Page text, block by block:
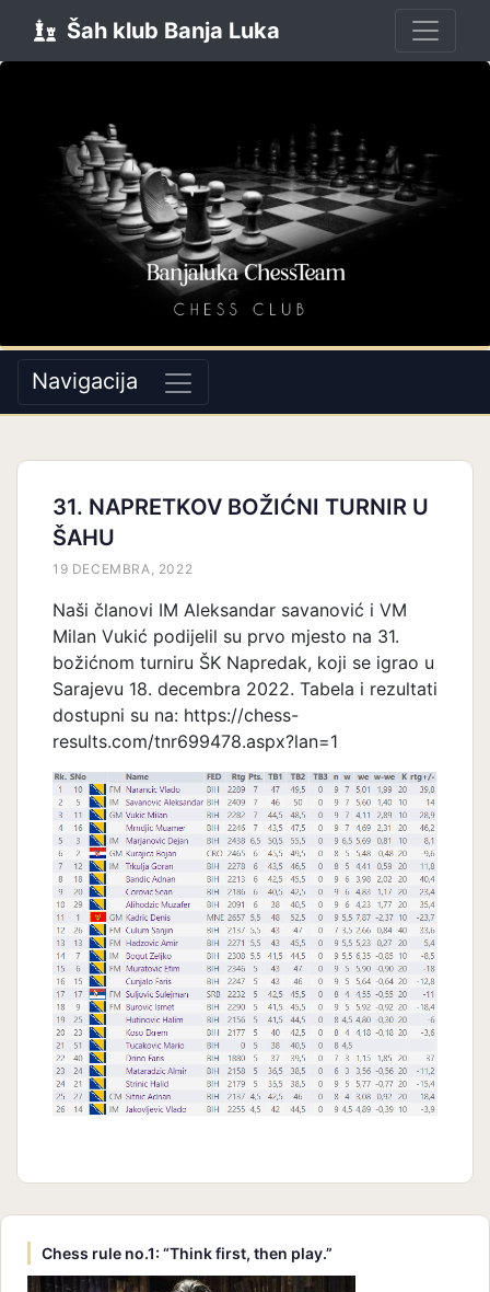
Šah klub Banja Luka
Navigacija
31. NAPRETKOV BOŽIĆNI TURNIR U
ŠAHU
19 DECEMBRA, 2022
Naši članovi IM Aleksandar savanović i VM
Milan Vukić podijelil su prvo mjesto na 31.
božićnom turniru ŠK Napredak, koji se igrao u
Sarajevu 18. decembra 2022. Tabela i rezultati
dostupni su na: https://chess-
results.com/tnr699478.aspx?lan=1
Chess rule no.1: “Think first, then play.”